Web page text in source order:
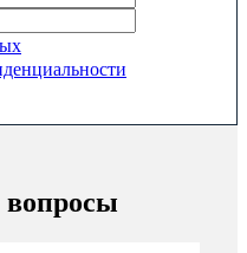
вопросы